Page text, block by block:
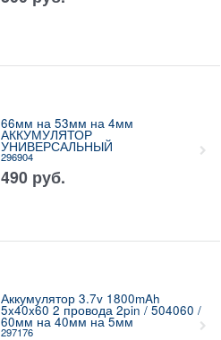
66мм на 53мм на 4мм
АККУМУЛЯТОР
УНИВЕРСАЛЬНЫЙ
296904
490 руб.
Аккумулятор 3.7v 1800mAh
5x40x60 2 провода 2pin / 504060 /
60мм на 40мм на 5мм
297176